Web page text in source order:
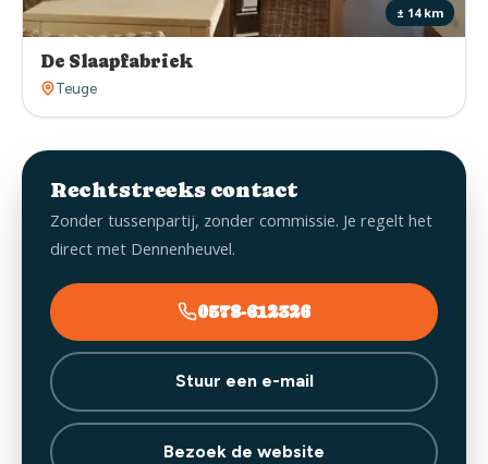
± 14 km
De Slaapfabriek
Teuge
Rechtstreeks contact
Zonder tussenpartij, zonder commissie. Je regelt het
direct met Dennenheuvel.
0578-612326
Stuur een e-mail
Bezoek de website